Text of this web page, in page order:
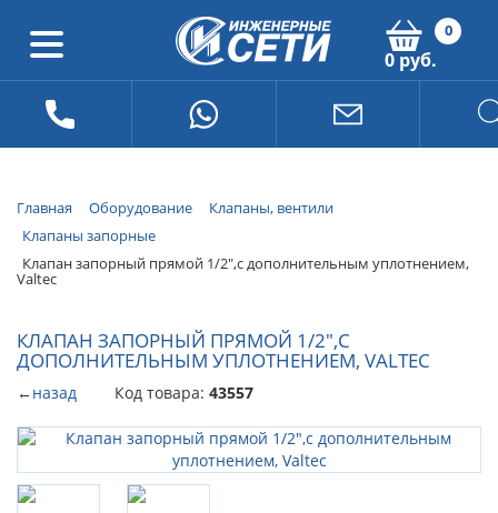
0
0 руб.
Главная Оборудование
Клапаны, вентили
Клапаны запорные
Клапан запорный прямой 1/2",с дополнительным уплотнением,
Valtec
КЛАПАН ЗАПОРНЫЙ ПРЯМОЙ 1/2",С
ДОПОЛНИТЕЛЬНЫМ УПЛОТНЕНИЕМ, VALTEC
←назад Код товара: 43557